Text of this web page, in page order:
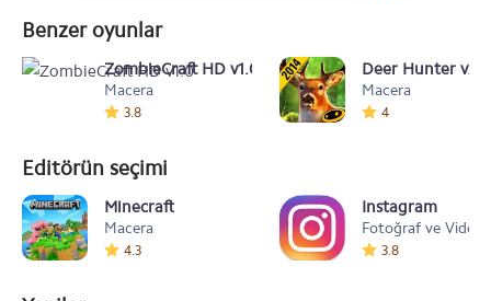
Benzer oyunlar
ZombieCraft HD v1.0
Macera
3.8
Deer Hunter
Macera
4
Editörün seçimi
Minecraft
Macera
4.3
Instagram
Fotoğraf ve Video
3.8